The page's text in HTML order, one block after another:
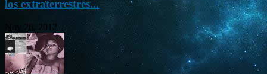
los extraterrestres...
Nov 26, 2012